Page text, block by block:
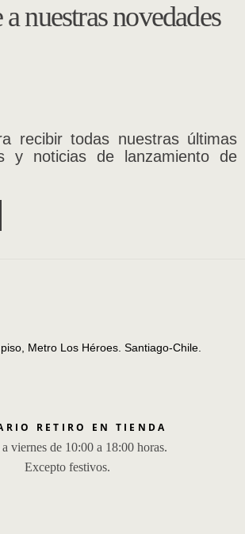
nuestras novedades
recibir todas nuestras últimas
y noticias de lanzamiento de
Metro Los Héroes. Santiago-Chile.
RETIRO EN TIENDA
viernes de 10:00 a 18:00 horas.
Excepto festivos.